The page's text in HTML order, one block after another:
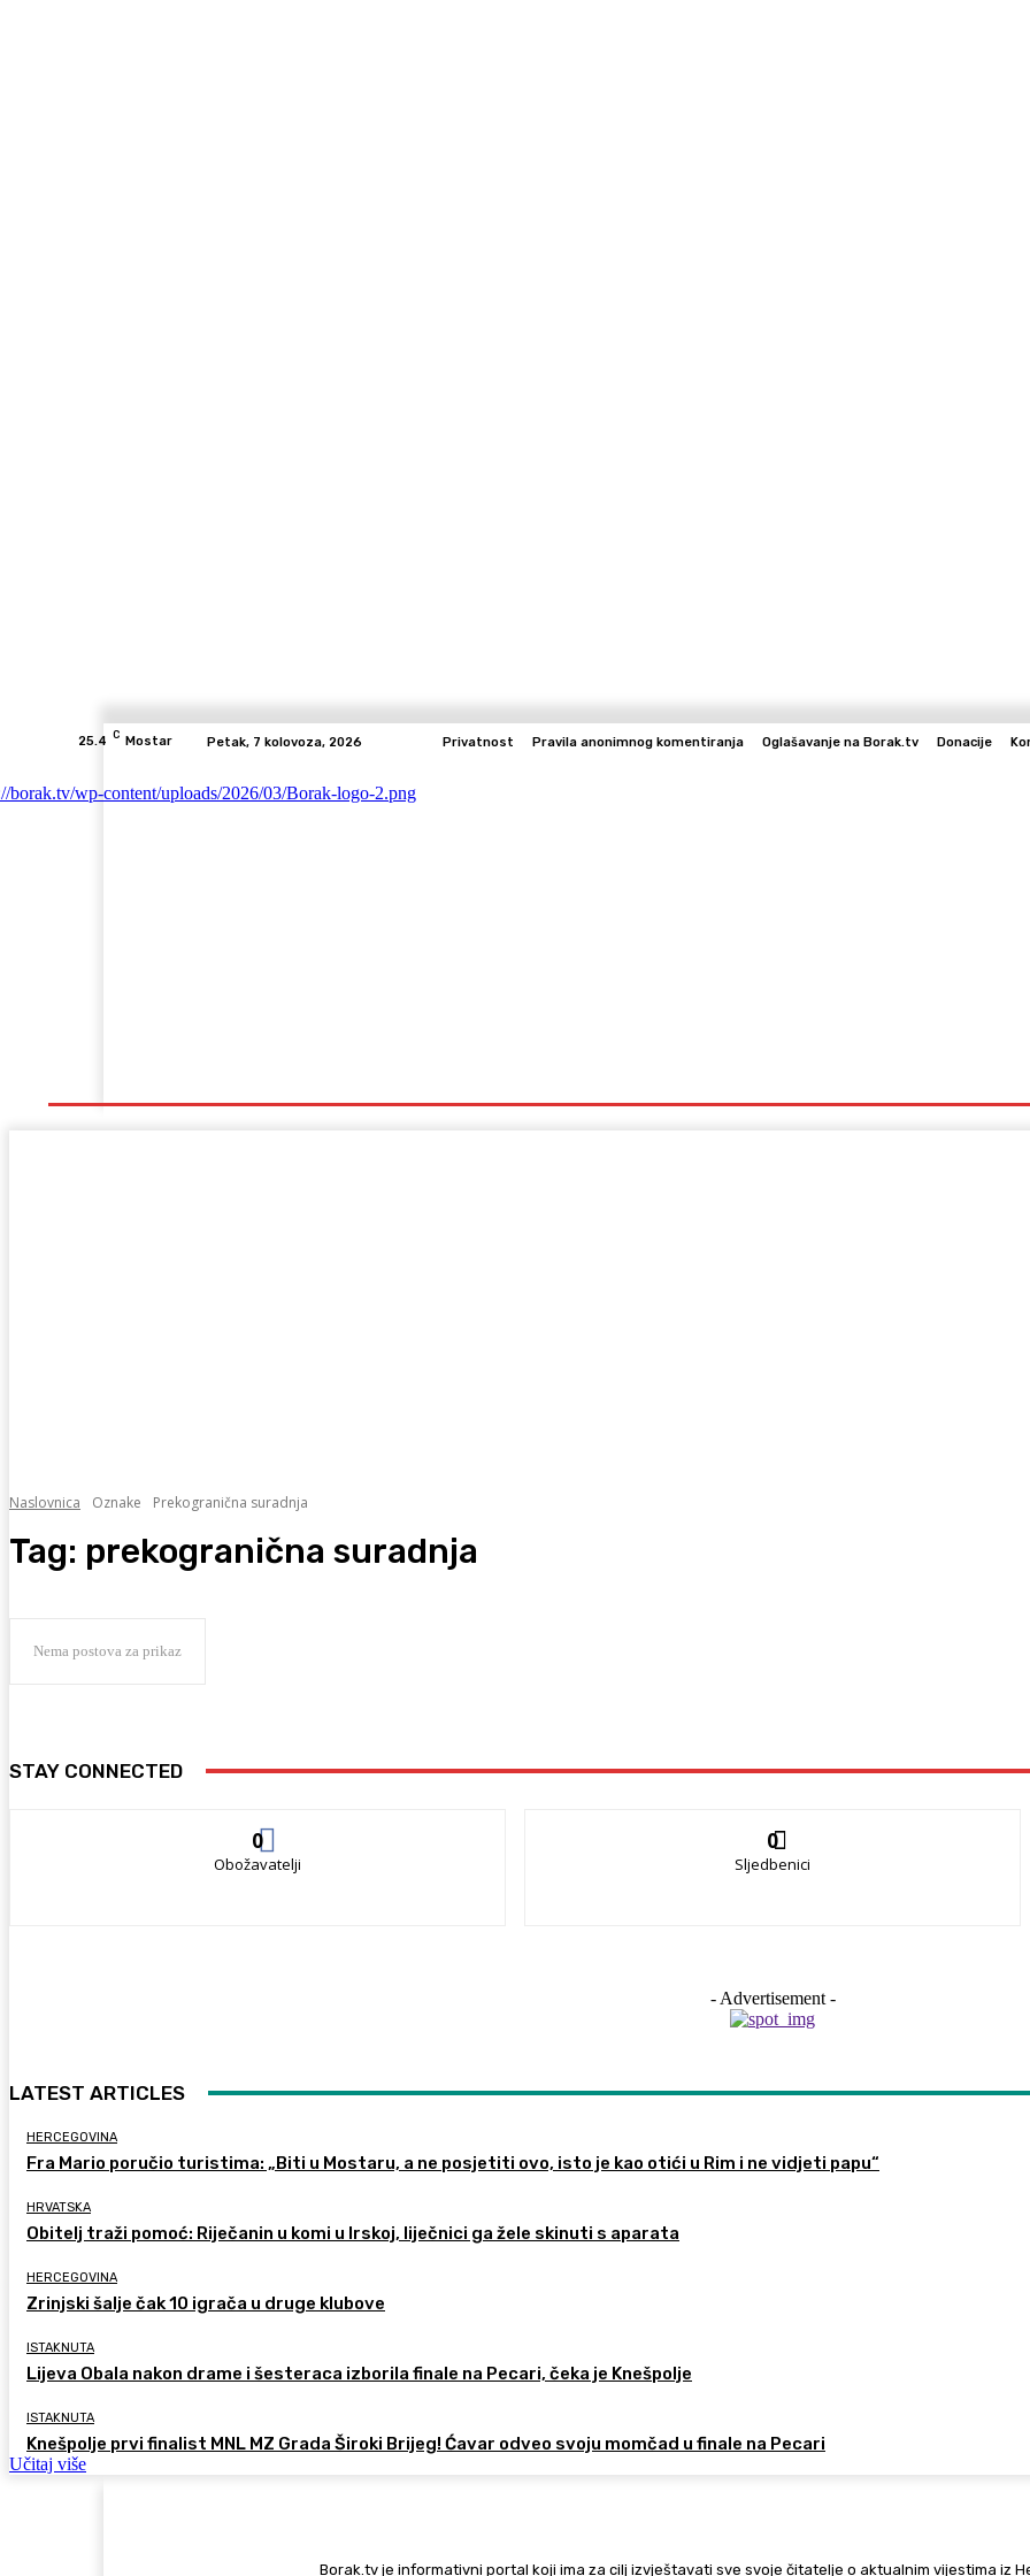
25.4 C Mostar Petak, 7 kolovoza, 2026 Privatnost Pravila anonimnog komentiranja Oglašavanje na Borak.tv Donacije
Naslovnica Oznake Prekogranična suradnja
Tag: prekogranična suradnja
Nema postova za prikaz
STAY CONNECTED
0
Obožavatelji
0
Sljedbenici
- Advertisement -
LATEST ARTICLES
HERCEGOVINA
Fra Mario poručio turistima: „Biti u Mostaru, a ne posjetiti ovo, isto je kao otići u Rim i ne vidjeti papu“
HRVATSKA
Obitelj traži pomoć: Riječanin u komi u Irskoj, liječnici ga žele skinuti s aparata
HERCEGOVINA
Zrinjski šalje čak 10 igrača u druge klubove
ISTAKNUTA
Lijeva Obala nakon drame i šesteraca izborila finale na Pecari, čeka je Knešpolje
ISTAKNUTA
Knešpolje prvi finalist MNL MZ Grada Široki Brijeg! Ćavar odveo svoju momčad u finale na Pecari
Učitaj više
Borak.tv je informativni portal koji ima za cilj izvještavati sve svoje čitatelje o aktualnim vijestima iz